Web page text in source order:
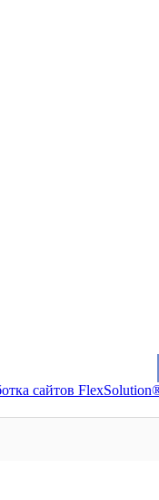
сайтов